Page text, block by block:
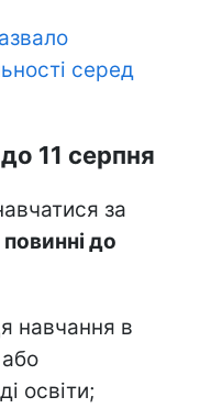
серед
11 серпня
за
повинні до
навчання в
освіти;